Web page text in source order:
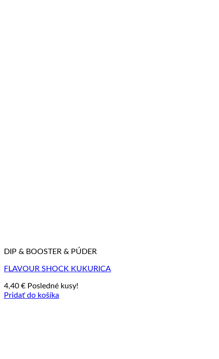
DIP & BOOSTER & PÚDER
FLAVOUR SHOCK KUKURICA
4,40 € Posledné kusy!
Pridať do košíka